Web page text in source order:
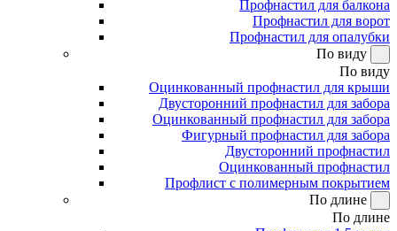
Профнастил для балкона
Профнастил для ворот
Профнастил для опалубки
По виду
По виду
Оцинкованный профнастил для крыши
Двусторонний профнастил для забора
Оцинкованный профнастил для забора
Фигурный профнастил для забора
Двусторонний профнастил
Оцинкованный профнастил
Профлист с полимерным покрытием
По длине
По длине